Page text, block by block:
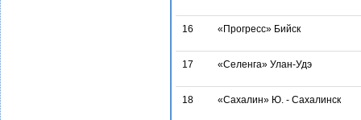
16 «Прогресс» Бийск
17 «Селенга» Улан-Удэ
18 «Сахалин» Ю. - Сахалинск